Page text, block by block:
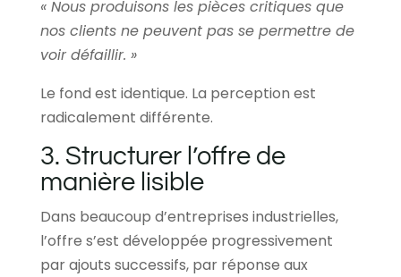
« Nous produisons les pièces critiques que
nos clients ne peuvent pas se permettre de
voir défaillir. »
Le fond est identique. La perception est
radicalement différente.
3. Structurer l’offre de
manière lisible
Dans beaucoup d’entreprises industrielles,
l’offre s’est développée progressivement
par ajouts successifs, par réponse aux